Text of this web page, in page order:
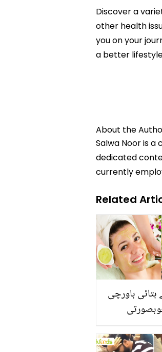
Discover a
other health
you on your
a better
About the
Salwa Noor is
dedicated
currently
Related
باورچی
کچھ بیوٹی